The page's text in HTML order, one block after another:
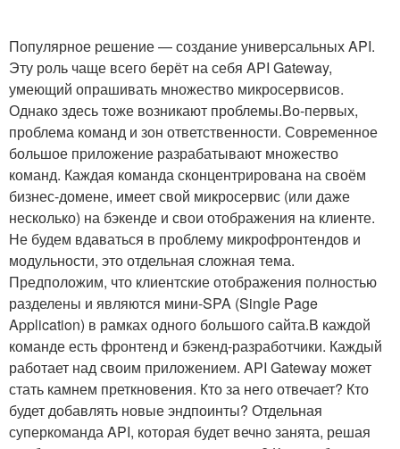
Популярное решение — создание универсальных API.
Эту роль чаще всего берёт на себя API Gateway,
умеющий опрашивать множество микросервисов.
Однако здесь тоже возникают проблемы.Во-первых,
проблема команд и зон ответственности. Современное
большое приложение разрабатывают множество
команд. Каждая команда сконцентрирована на своём
бизнес-домене, имеет свой микросервис (или даже
несколько) на бэкенде и свои отображения на клиенте.
Не будем вдаваться в проблему микрофронтендов и
модульности, это отдельная сложная тема.
Предположим, что клиентские отображения полностью
разделены и являются мини-SPA (Single Page
Application) в рамках одного большого сайта.В каждой
команде есть фронтенд и бэкенд-разработчики. Каждый
работает над своим приложением. API Gateway может
стать камнем преткновения. Кто за него отвечает? Кто
будет добавлять новые эндпоинты? Отдельная
суперкоманда API, которая будет вечно занята, решая